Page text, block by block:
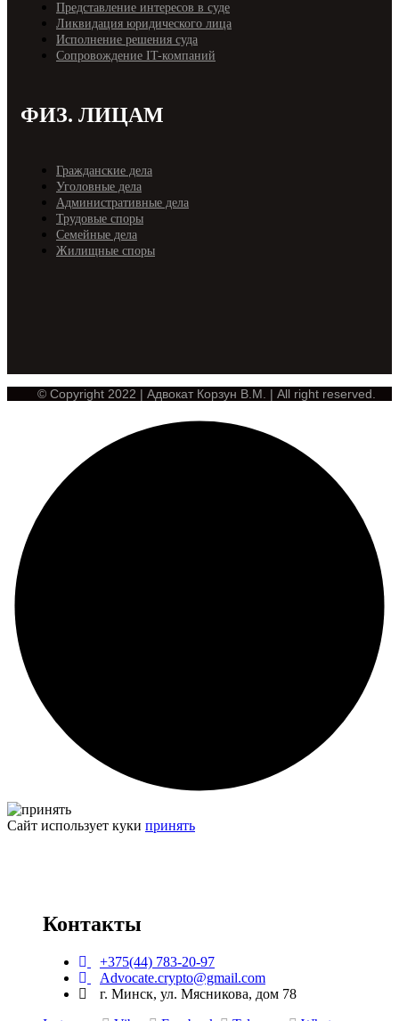
Представление интересов в суде
Ликвидация юридического лица
Исполнение решения суда
Cопровождение IT-компаний
ФИЗ. ЛИЦАМ
Гражданские дела
Уголовные дела
Административные дела
Трудовые споры
Семейные дела
Жилищные споры
© Copyright 2022 | Адвокат Корзун В.М. | All right reserved.
Сайт использует куки принять
Контакты
+375(44) 783-20-97
Advocate.crypto@gmail.com
г. Минск, ул. Мясникова, дом 78